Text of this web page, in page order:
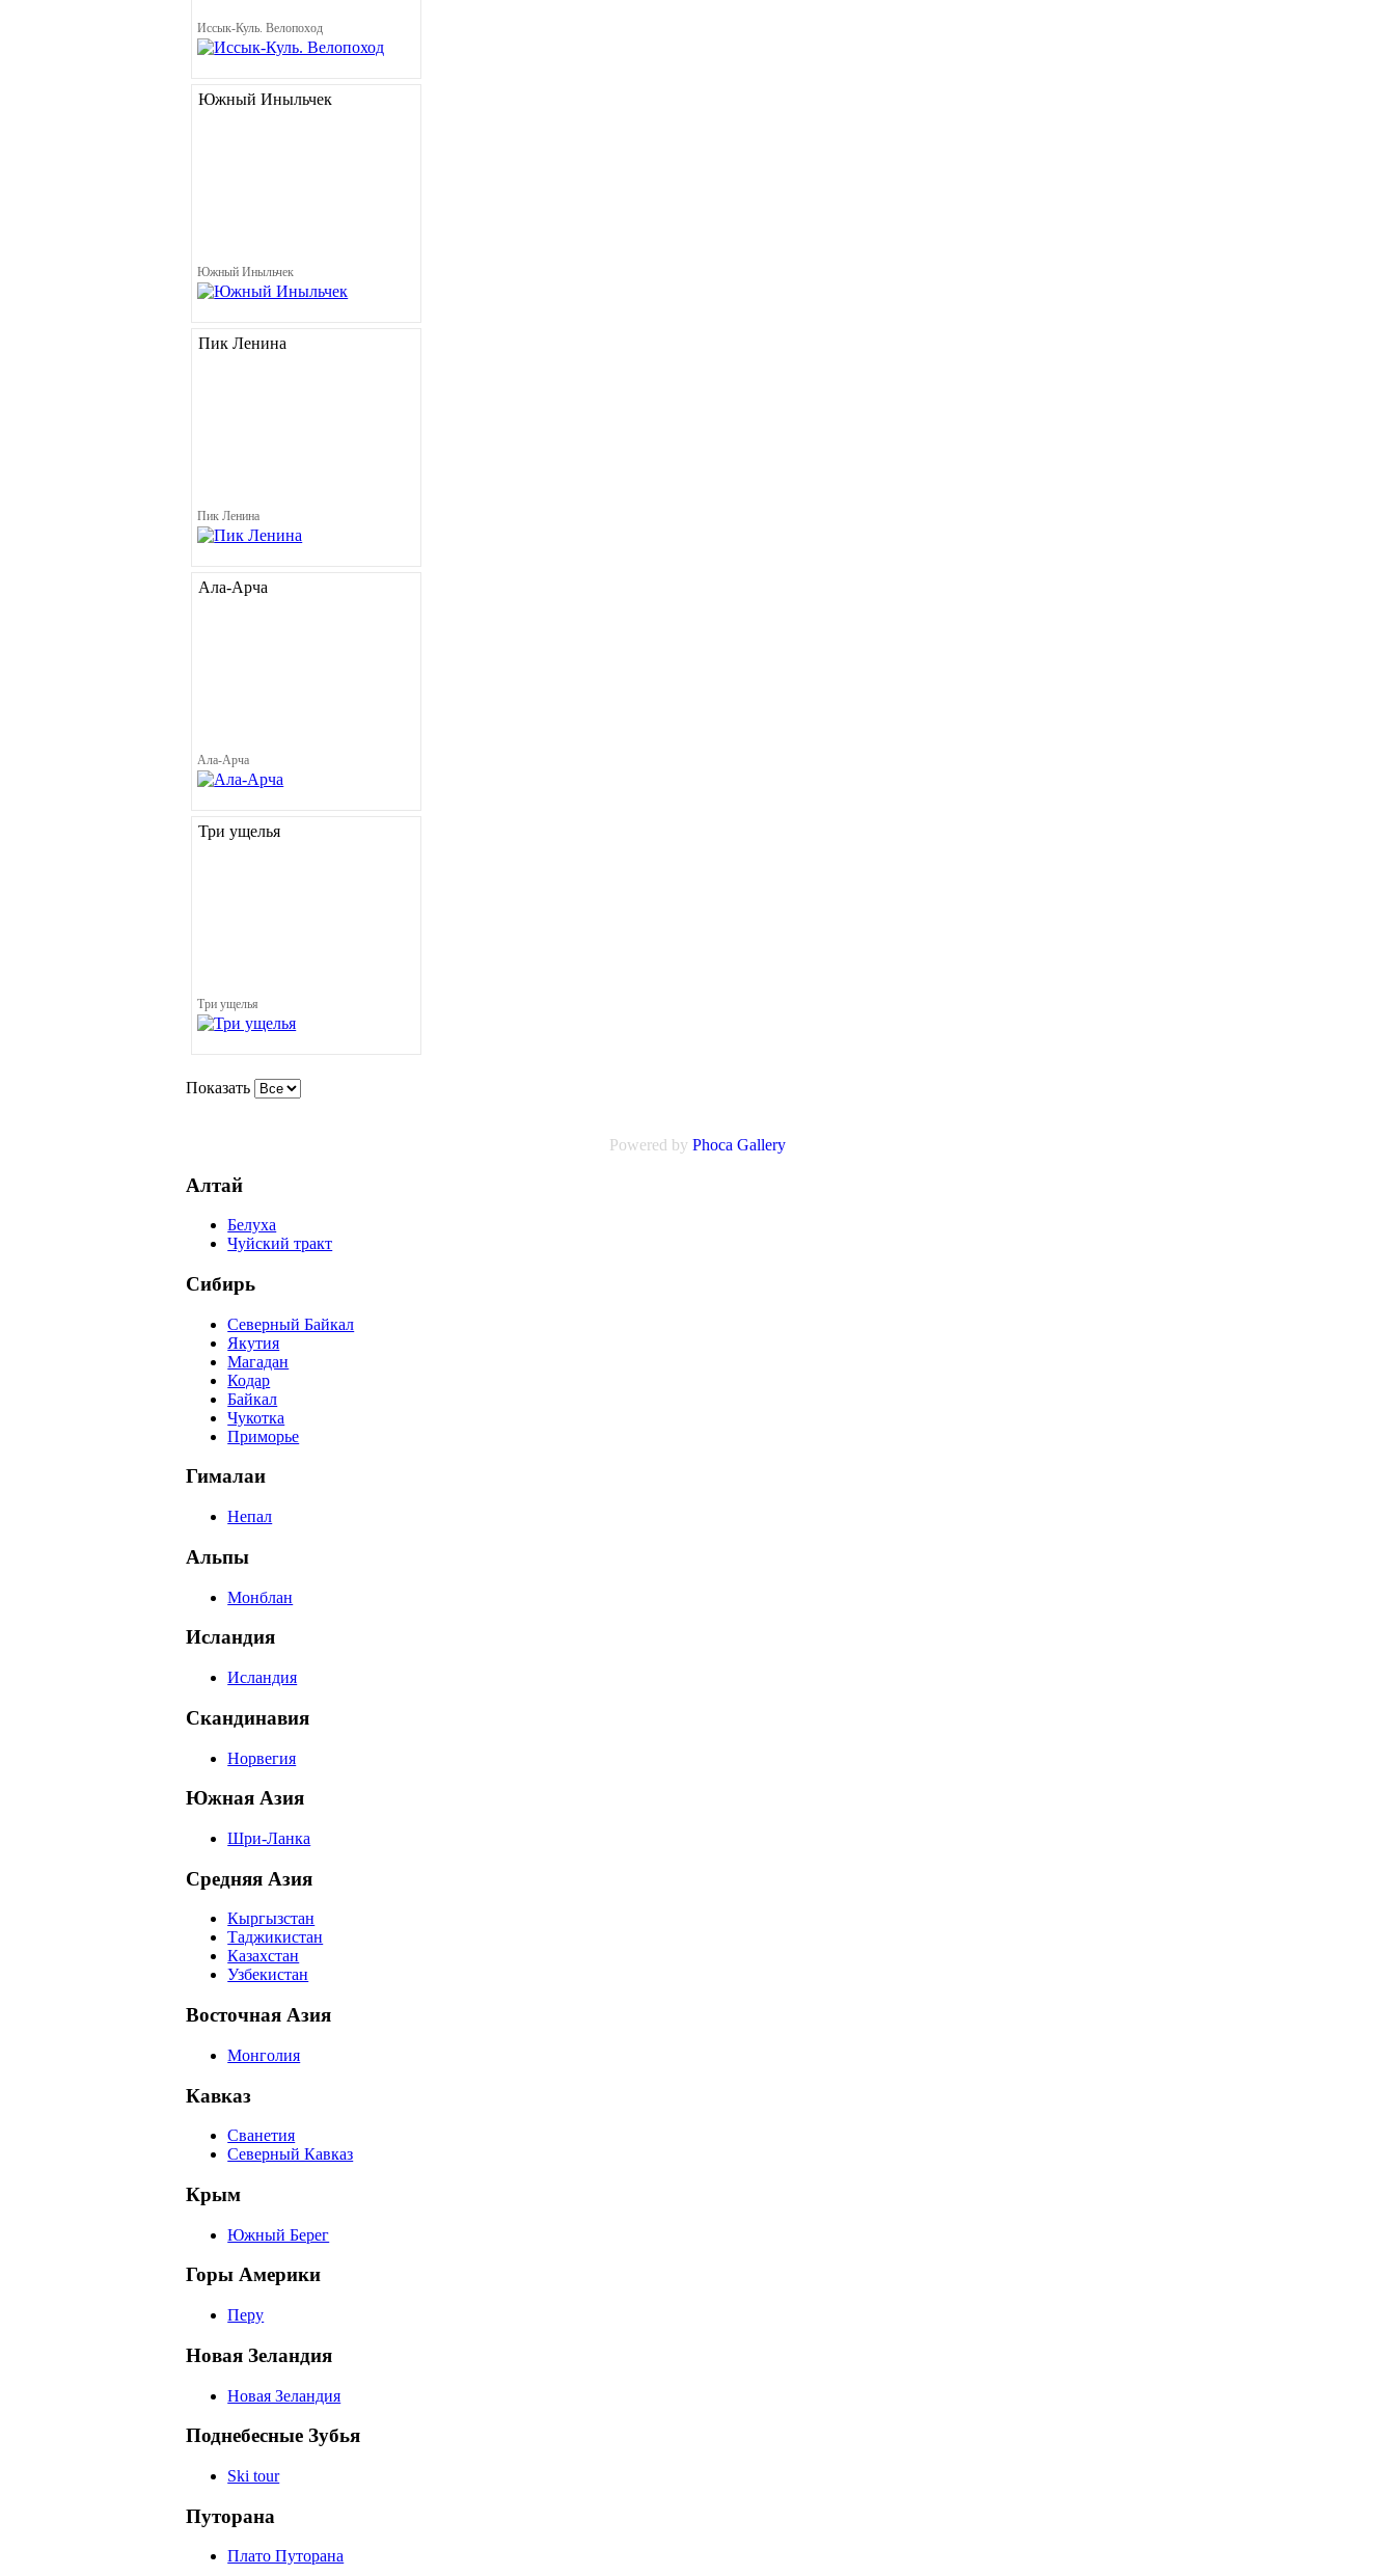
Иссык-Куль. Велопоход
Южный Иныльчек
Южный Иныльчек
Пик Ленина
Пик Ленина
Ала-Арча
Ала-Арча
Три ущелья
Три ущелья
Показать
Powered by Phoca Gallery
Алтай
Белуха
Чуйский тракт
Сибирь
Северный Байкал
Якутия
Магадан
Кодар
Байкал
Чукотка
Приморье
Гималаи
Непал
Альпы
Монблан
Исландия
Исландия
Скандинавия
Норвегия
Южная Азия
Шри-Ланка
Средняя Азия
Кыргызстан
Таджикистан
Казахстан
Узбекистан
Восточная Азия
Монголия
Кавказ
Сванетия
Северный Кавказ
Крым
Южный Берег
Горы Америки
Перу
Новая Зеландия
Новая Зеландия
Поднебесные Зубья
Ski tour
Путорана
Плато Путорана